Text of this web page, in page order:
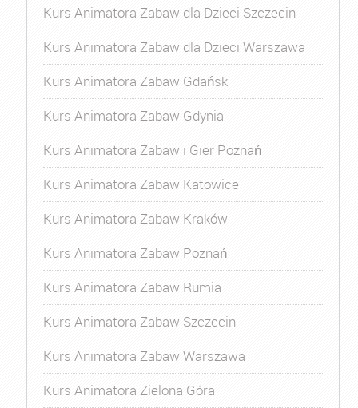
Kurs Animatora Zabaw dla Dzieci Szczecin
Kurs Animatora Zabaw dla Dzieci Warszawa
Kurs Animatora Zabaw Gdańsk
Kurs Animatora Zabaw Gdynia
Kurs Animatora Zabaw i Gier Poznań
Kurs Animatora Zabaw Katowice
Kurs Animatora Zabaw Kraków
Kurs Animatora Zabaw Poznań
Kurs Animatora Zabaw Rumia
Kurs Animatora Zabaw Szczecin
Kurs Animatora Zabaw Warszawa
Kurs Animatora Zielona Góra